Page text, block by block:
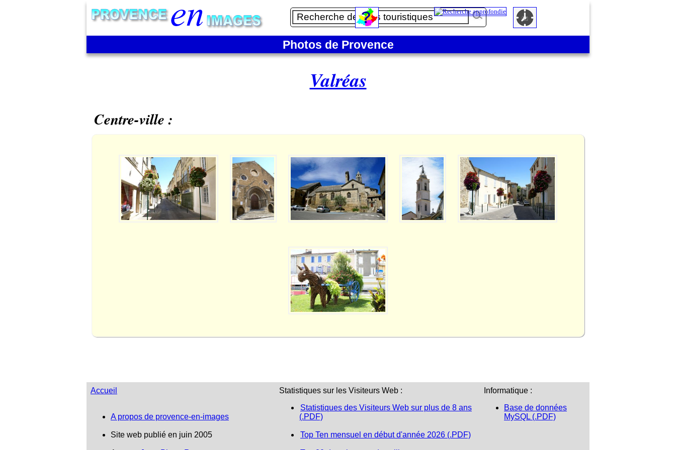
Photos de Provence
Valréas
Centre-ville :
Accueil
A propos de provence-en-images
Site web publié en juin 2005
Statistiques sur les Visiteurs Web :
Statistiques des Visiteurs Web sur plus de 8 ans
(.PDF)
Top Ten mensuel en début d'année 2026 (.PDF)
Informatique :
Base de données
MySQL (.PDF)